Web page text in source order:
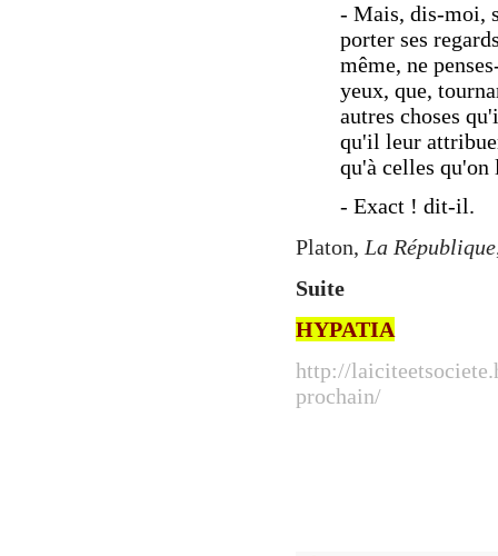
- Mais, dis-moi,
porter ses
même, ne
yeux, que,
autres choses
qu'il leur
qu'à celles qu'on
- Exact ! dit-il.
Platon, La République
Suite
HYPATIA
http://
prochain/